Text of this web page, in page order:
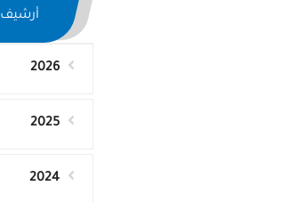
أرشيف
2026
2025
2024